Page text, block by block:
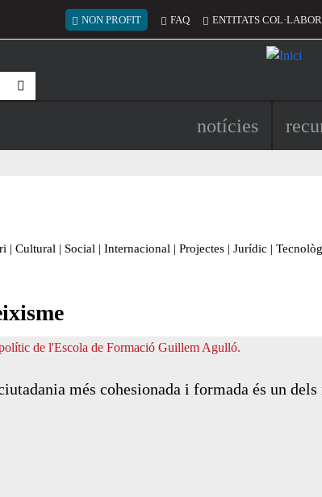
Menú del compte d'usuari
NON PROFIT FAQ ENTITATS
Navegació
notícies
| Cultural | Social | Internacional | Projectes | Jurídic |
més cohesionada i formada és un